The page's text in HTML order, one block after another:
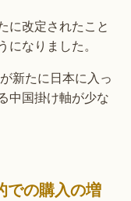
に改定されたこと
なりました。
新たに日本に入っ
中国掛け軸が少な
での購入の増